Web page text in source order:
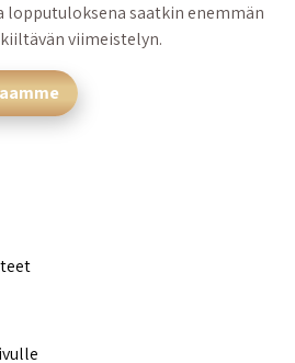
lopputuloksena saatkin enemmän
viimeistelyn.